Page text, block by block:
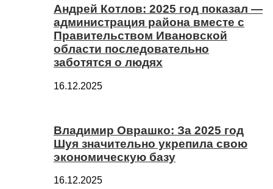
Андрей Котлов: 2025 год показал —
администрация района вместе с
Правительством Ивановской
области последовательно
заботятся о людях
16.12.2025
Владимир Оврашко: За 2025 год
Шуя значительно укрепила свою
экономическую базу
16.12.2025